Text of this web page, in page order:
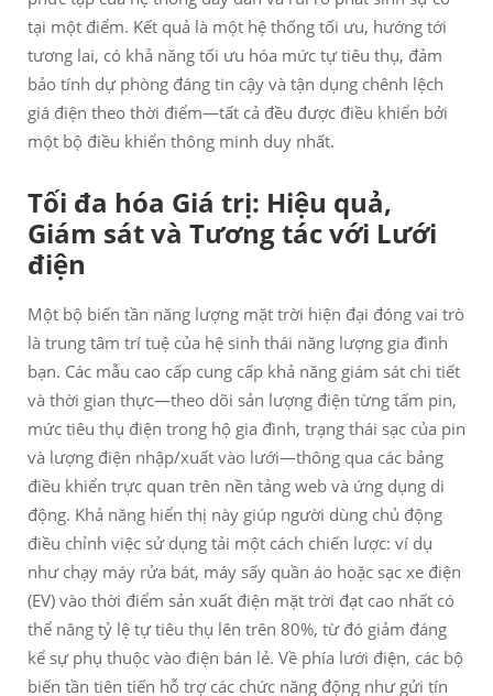
tại một điểm. Kết quả là một hệ thống tối ưu, hướng tới
tương lai, có khả năng tối ưu hóa mức tự tiêu thụ, đảm
bảo tính dự phòng đáng tin cậy và tận dụng chênh lệch
giá điện theo thời điểm—tất cả đều được điều khiển bởi
một bộ điều khiển thông minh duy nhất.
Tối đa hóa Giá trị: Hiệu quả,
Giám sát và Tương tác với Lưới
điện
Một bộ biến tần năng lượng mặt trời hiện đại đóng vai trò
là trung tâm trí tuệ của hệ sinh thái năng lượng gia đình
bạn. Các mẫu cao cấp cung cấp khả năng giám sát chi tiết
và thời gian thực—theo dõi sản lượng điện từng tấm pin,
mức tiêu thụ điện trong hộ gia đình, trạng thái sạc của pin
và lượng điện nhập/xuất vào lưới—thông qua các bảng
điều khiển trực quan trên nền tảng web và ứng dụng di
động. Khả năng hiển thị này giúp người dùng chủ động
điều chỉnh việc sử dụng tải một cách chiến lược: ví dụ
như chạy máy rửa bát, máy sấy quần áo hoặc sạc xe điện
(EV) vào thời điểm sản xuất điện mặt trời đạt cao nhất có
thể nâng tỷ lệ tự tiêu thụ lên trên 80%, từ đó giảm đáng
kể sự phụ thuộc vào điện bán lẻ. Về phía lưới điện, các bộ
biến tần tiên tiến hỗ trợ các chức năng động như gửi tín